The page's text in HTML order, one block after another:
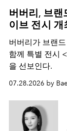
버버리, 브
이브 전시 개
버버리가 브랜
함께 특별 전시
을 선보인다.
07.28.2026 by